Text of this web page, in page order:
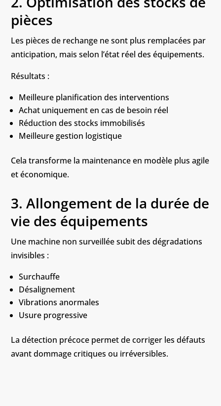
pièces
Les pièces de rechange ne sont plus remplacées par
anticipation, mais selon l’état réel des équipements.
Résultats :
Meilleure planification des interventions
Achat uniquement en cas de besoin réel
Réduction des stocks immobilisés
Meilleure gestion logistique
Cela transforme la maintenance en modèle plus agile
et économique.
3. Allongement de la durée de
vie des équipements
Une machine non surveillée subit des dégradations
invisibles :
Surchauffe
Désalignement
Vibrations anormales
Usure progressive
La détection précoce permet de corriger les défauts
avant dommage critiques ou irréversibles.